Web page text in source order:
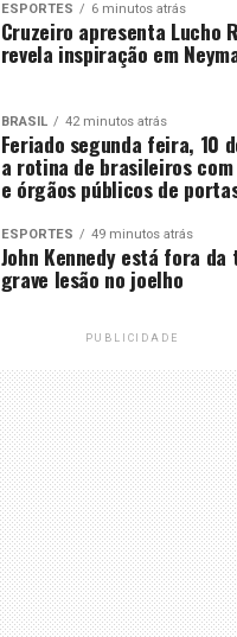
ESPORTES 6 minutos atrás
Cruzeiro apresenta Lucho
revela inspiração em
BRASIL 42 minutos atrás
Feriado segunda feira, 10
a rotina de brasileiros
e órgãos públicos de
ESPORTES 49 minutos atrás
John Kennedy está fora da
grave lesão no joelho
PUBLICIDADE